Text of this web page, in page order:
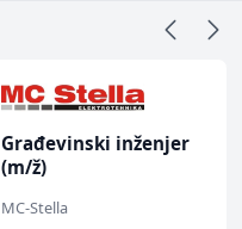
Građevinski inženjer
(m/ž)
MC-Stella